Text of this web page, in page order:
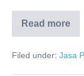
Read more
Jasa
Pindahan
Bekasi
Filed under: Jasa